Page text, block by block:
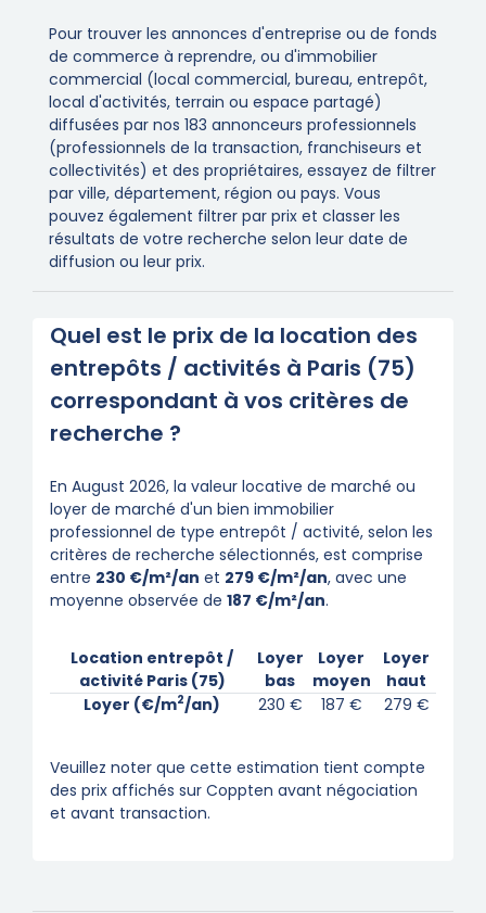
Pour trouver les annonces d'entreprise ou de fonds
de commerce à reprendre, ou d'immobilier
commercial (local commercial, bureau, entrepôt,
local d'activités, terrain ou espace partagé)
diffusées par nos 183 annonceurs professionnels
(professionnels de la transaction, franchiseurs et
collectivités) et des propriétaires, essayez de filtrer
par ville, département, région ou pays. Vous
pouvez également filtrer par prix et classer les
résultats de votre recherche selon leur date de
diffusion ou leur prix.
Quel est le prix de la location des
entrepôts / activités à Paris (75)
correspondant à vos critères de
recherche ?
En August 2026, la valeur locative de marché ou
loyer de marché d'un bien immobilier
professionnel de type entrepôt / activité, selon les
critères de recherche sélectionnés, est comprise
entre 230 €/m²/an et 279 €/m²/an, avec une
moyenne observée de 187 €/m²/an.
Location entrepôt /
activité Paris (75)
Loyer
bas
Loyer
moyen
Loyer
haut
Loyer (€/m2/an) 230 € 187 € 279 €
Veuillez noter que cette estimation tient compte
des prix affichés sur Coppten avant négociation
et avant transaction.